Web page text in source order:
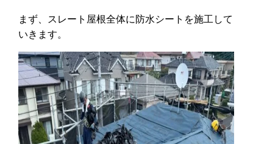
まず、スレート屋根全体に防水シートを施工して
いきます。